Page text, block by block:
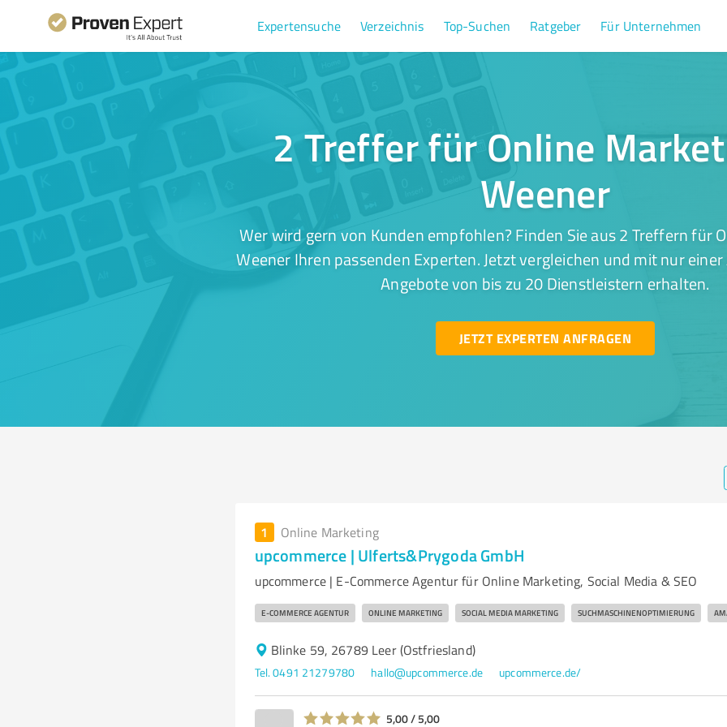
Expertensuche Verzeichnis Top-Suchen Ratgeber Für Unternehmen
2 Treffer für Online
Weener
Wer wird gern von Kunden empfohlen? Finden Sie aus 2 Treffern für
Weener Ihren passenden Experten. Jetzt vergleichen und mit nur
Angebote von bis zu 20 Dienstleistern erhalten.
JETZT EXPERTEN ANFRAGEN
1 Online Marketing
upcommerce | Ulferts&Prygoda GmbH
upcommerce | E-Commerce Agentur für Online Marketing, Social Media & SEO
E-COMMERCE AGENTUR ONLINE MARKETING SOCIAL MEDIA MARKETING SUCHMASCHINENOPTIMIERUNG
Blinke 59, 26789 Leer (Ostfriesland)
Tel. 0491 21279780 hallo@upcommerce.de upcommerce.de/
5,00 / 5,00